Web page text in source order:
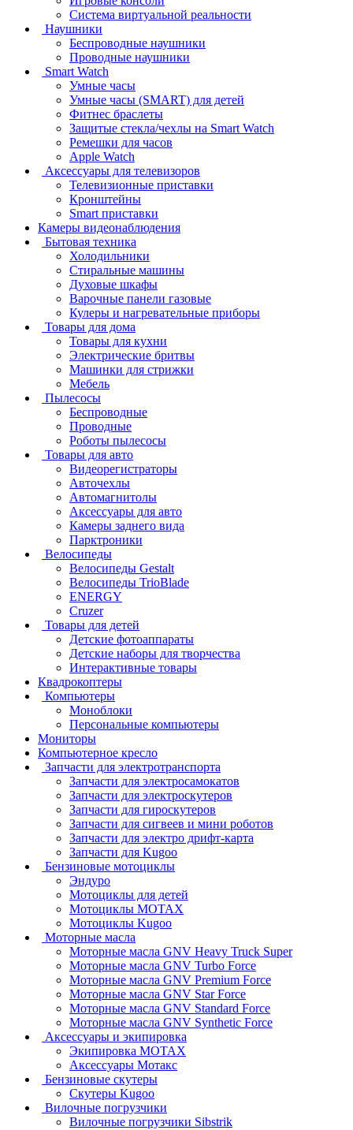
Система виртуальной реальности
Наушники
Беспроводные наушники
Проводные наушники
Smart Watch
Умные часы
Умные часы (SMART) для детей
Фитнес браслеты
Защитые стекла/чехлы на Smart Watch
Ремешки для часов
Apple Watch
Аксессуары для телевизоров
Телевизионные приставки
Кронштейны
Smart приставки
Камеры видеонаблюдения
Бытовая техника
Холодильники
Стиральные машины
Духовые шкафы
Варочные панели газовые
Кулеры и нагревательные приборы
Товары для дома
Товары для кухни
Электрические бритвы
Машинки для стрижки
Мебель
Пылесосы
Беспроводные
Проводные
Роботы пылесосы
Товары для авто
Видеорегистраторы
Авточехлы
Автомагнитолы
Аксессуары для авто
Камеры заднего вида
Парктроники
Велосипеды
Велосипеды Gestalt
Велосипеды TrioBlade
ENERGY
Cruzer
Товары для детей
Детские фотоаппараты
Детские наборы для творчества
Интерактивные товары
Квадрокоптеры
Компьютеры
Моноблоки
Персональные компьютеры
Мониторы
Компьютерное кресло
Запчасти для электротранспорта
Запчасти для электросамокатов
Запчасти для электроскутеров
Запчасти для гироскутеров
Запчасти для сигвеев и мини роботов
Запчасти для электро дрифт-карта
Запчасти для Kugoo
Бензиновые мотоциклы
Эндуро
Мотоциклы для детей
Мотоциклы MOTAX
Мотоциклы Kugoo
Моторные масла
Моторные масла GNV Heavy Truck Super
Моторные масла GNV Turbo Force
Моторные масла GNV Premium Force
Моторные масла GNV Star Force
Моторные масла GNV Standard Force
Моторные масла GNV Synthetic Force
Аксессуары и экипировка
Экипировка MOTAX
Аксессуары Мотакс
Бензиновые скутеры
Скутеры Kugoo
Вилочные погрузчики
Вилочные погрузчики Sibstrik